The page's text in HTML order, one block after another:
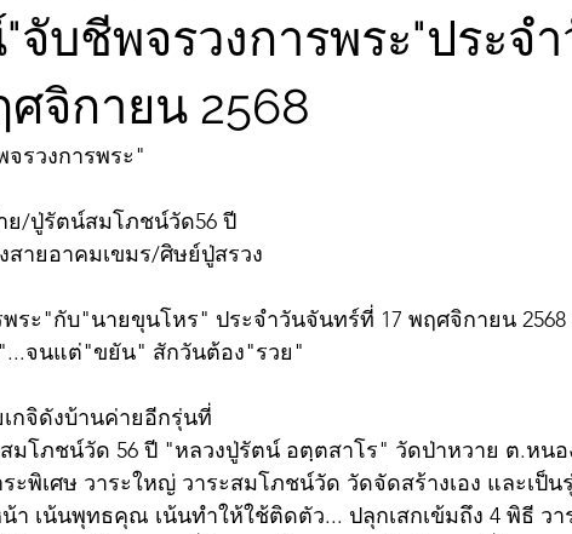
บชีพจรวงการพระ"ประจ
ศจิกายน 2568
รวงการพระ"
ย/ปู่รัตน์สมโภชน์วัด56 ปี
สายอาคมเขมร/ศิษย์ปู่สรวง
ระ"กับ"นายขุนโหร" ประจำวันจันทร์ที่ 17 พฤศจิกายน
จนแต่"ขยัน" สักวันต้อง"รวย"
กจิดังบ้านค่ายอีกรุ่นที่
มโภชน์วัด 56 ปี "หลวงปู่รัตน์ อตฺตสาโร" วัดป่าหวาย ต.หนอ
ะพิเศษ วาระใหญ่ วาระสมโภชน์วัด วัดจัดสร้างเอง และเป็
า เน้นพุทธคุณ เน้นทำให้ใช้ติดตัว... ปลุกเสกเข้มถึง 4 พิธี วา